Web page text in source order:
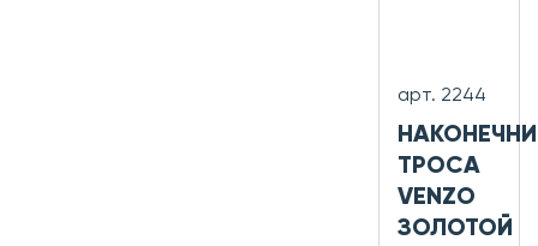
арт. 2244
ТРОСА
VENZO
ЗОЛОТОЙ